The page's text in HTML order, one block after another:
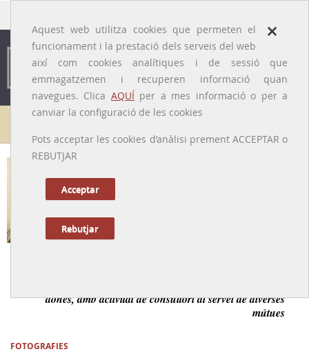
×
Aquest web utilitza cookies que permeten el
funcionament i la prestació dels serveis del web
així com cookies analítiques i de sessió que
emmagatzemen i recuperen informació quan
navegues. Clica AQUÍper a mes informació o per a
canviar la configuració de les cookies
Pots acceptar les cookies d’anàlisi prement ACCEPTAR o
REBUTJAR
Acceptar
Rebutjar
Galeria de metges
[Barcelona, 26/03/1893 – 07/12/1974]
dones, amb activitat de consultori al servei de diverses
mútues
FOTOGRAFIES